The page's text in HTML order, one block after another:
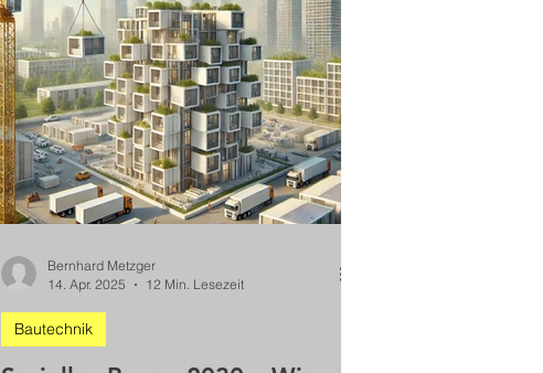
Bautechnik
Bernhard Metzger
14. Apr. 2025
12 Min. Lesezeit